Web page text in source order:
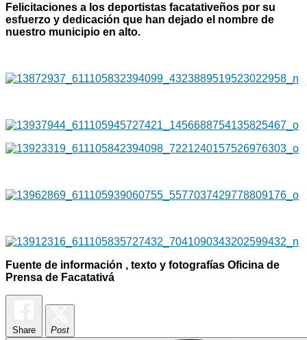
Felicitaciones a los deportistas facatativeños por su
esfuerzo y dedicación que han dejado el nombre de
nuestro municipio en alto.
Fuente de información , texto y fotografías Oficina de
Prensa de Facatativá
Share Post